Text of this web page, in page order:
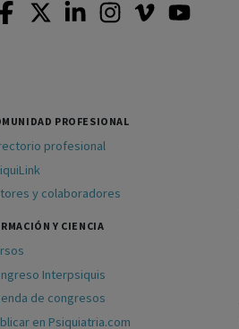
PROFESIONAL
profesional
y colaboradores
Y CIENCIA
Interpsiquis
de congresos
en Psiquiatria.com